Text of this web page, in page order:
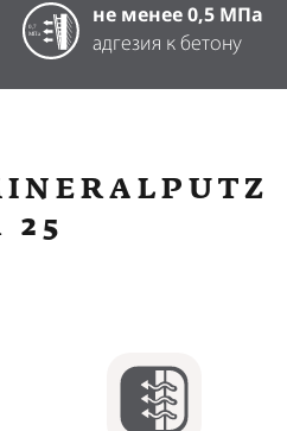
не менее 0,5 МПа
адгезия к бетону
25